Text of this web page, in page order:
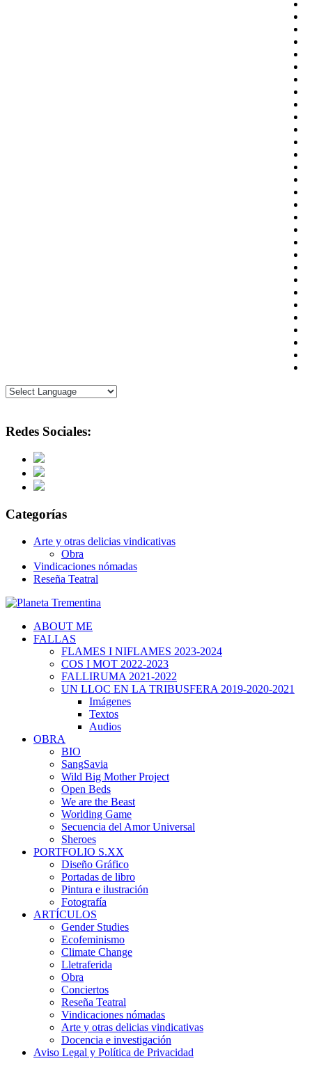
Redes Sociales:
Categorías
Arte y otras delicias vindicativas
Obra
Vindicaciones nómadas
Reseña Teatral
ABOUT ME
FALLAS
FLAMES I NIFLAMES 2023-2024
COS I MOT 2022-2023
FALLIRUMA 2021-2022
UN LLOC EN LA TRIBUSFERA 2019-2020-2021
Imágenes
Textos
Audios
OBRA
BIO
SangSavia
Wild Big Mother Project
Open Beds
We are the Beast
Worlding Game
Secuencia del Amor Universal
Sheroes
PORTFOLIO S.XX
Diseño Gráfico
Portadas de libro
Pintura e ilustración
Fotografía
ARTÍCULOS
Gender Studies
Ecofeminismo
Climate Change
Lletraferida
Obra
Conciertos
Reseña Teatral
Vindicaciones nómadas
Arte y otras delicias vindicativas
Docencia e investigación
Aviso Legal y Política de Privacidad